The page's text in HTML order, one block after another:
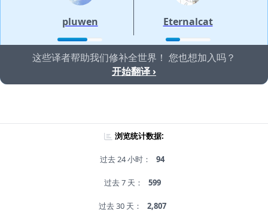
pluwen Eternalcat
这些译者帮助我们修补全世界！ 您也想加入吗？
开始翻译 ›
浏览统计数据:
过去 24 小时： 94
过去 7 天： 599
过去 30 天： 2,807